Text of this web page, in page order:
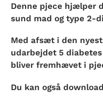
Denne pjece hjælper
sund mad og type 2-
Med afsæt i den
udarbejdet 5
bliver fremhævet i
Du kan også